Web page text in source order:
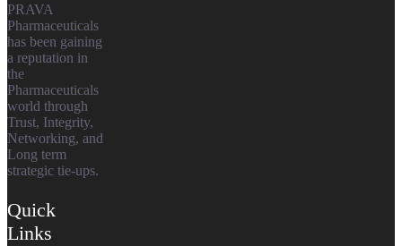
PRAVA
Pharmaceuticals
has been gaining
a reputation in
the
Pharmaceuticals
world through
Trust, Integrity,
Networking, and
Long term
strategic tie-ups.
Quick
Links